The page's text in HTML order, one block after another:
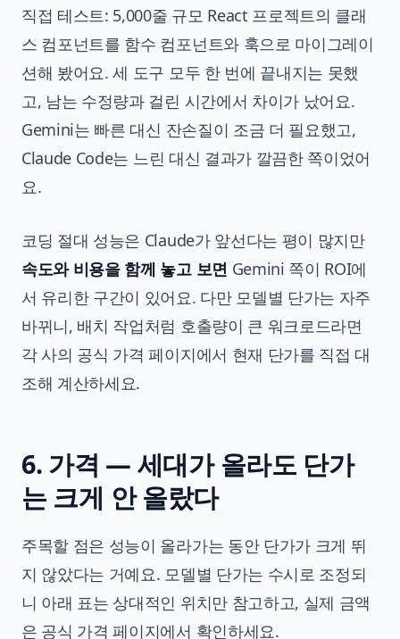
직접 테스트: 5,000줄 규모 React 프로젝트의 클래
스 컴포넌트를 함수 컴포넌트와 훅으로 마이그레이
션해 봤어요. 세 도구 모두 한 번에 끝내지는 못했
고, 남는 수정량과 걸린 시간에서 차이가 났어요.
Gemini는 빠른 대신 잔손질이 조금 더 필요했고,
Claude Code는 느린 대신 결과가 깔끔한 쪽이었어
요.
코딩 절대 성능은 Claude가 앞선다는 평이 많지만
속도와 비용을 함께 놓고 보면 Gemini 쪽이 ROI에
서 유리한 구간이 있어요. 다만 모델별 단가는 자주
바뀌니, 배치 작업처럼 호출량이 큰 워크로드라면
각 사의 공식 가격 페이지에서 현재 단가를 직접 대
조해 계산하세요.
6. 가격 — 세대가 올라도 단가
는 크게 안 올랐다
주목할 점은 성능이 올라가는 동안 단가가 크게 뛰
지 않았다는 거예요. 모델별 단가는 수시로 조정되
니 아래 표는 상대적인 위치만 참고하고, 실제 금액
은 공식 가격 페이지에서 확인하세요.